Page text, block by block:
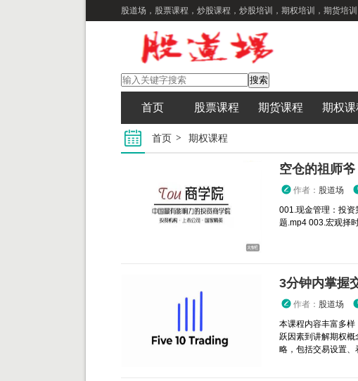
股道场，股票课程，炒股课程，炒股培训，期权培训，期货培
首页 股票课程 期货课程 期权课
首页 期权课程
空仓的祖师
作者： 股道场
001.现金管理：投资
题.mp4 003.宏观择
作者： 股道场
本课程内容丰富多
跃因素到讲解期权
略，包括交易设置、